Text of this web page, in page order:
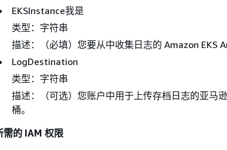
EKSInstance我是
类型：字符串
描述：（必填）您要从中收集日志的 Amazon EKS
LogDestination
类型：字符串
描述：（可选）您账户中用于上传存档日志的亚马
桶。
需的 IAM 权限